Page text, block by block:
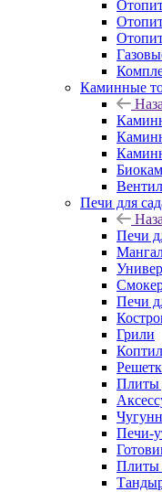
Каминные
Печи для
Печи
Печи
Грили
Плиты
Печи-
Плиты